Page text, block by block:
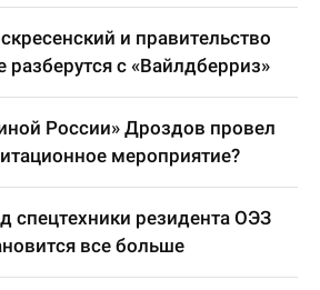
и правительство
разберутся с «Вайлдберриз»
России» Дроздов провел
мероприятие?
спецтехники резидента ОЭЗ
все больше